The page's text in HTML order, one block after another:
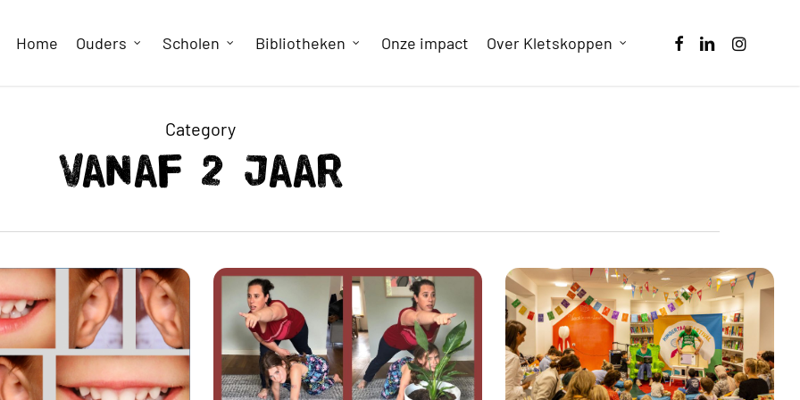
Home Ouders Scholen Bibliotheken Onze impact Over Kletskoppen facebooklinkedininstagram
Category
Vanaf 2 jaar